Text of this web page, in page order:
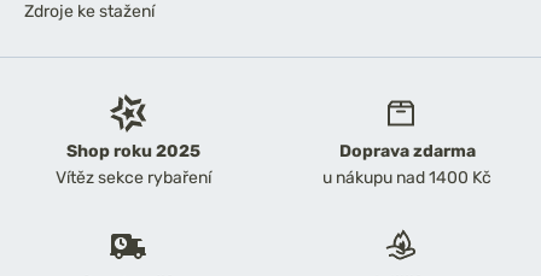
Shop roku 2025
Vítěz sekce rybaření
Doprava zdarma
u nákupu nad 1400 Kč
Zdroje ke stažení